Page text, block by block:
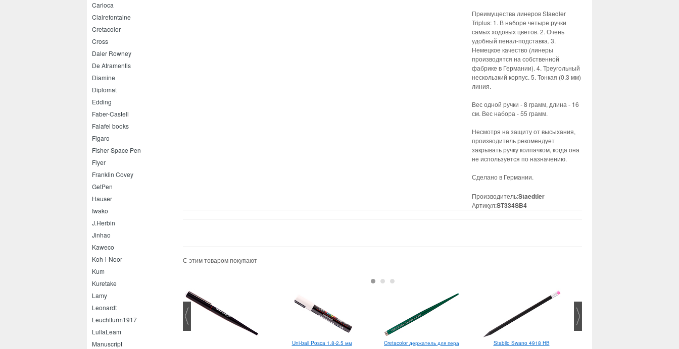
Carioca
Clairefontaine
Cretacolor
Cross
Daler Rowney
De Atramentis
Diamine
Diplomat
Edding
Faber-Castell
Falafel books
Figaro
Fisher Space Pen
Flyer
Franklin Covey
GetPen
Hauser
Iwako
J.Herbin
Jinhao
Kaweco
Koh-i-Noor
Kum
Kuretake
Lamy
Leonardt
Leuchtturm1917
LullaLeam
Manuscript
Преимущества линеров Staedler
Triplus: 1. В наборе четыре ручки
самых ходовых цветов. 2. Очень
удобный пенал-подставка. 3.
Немецкое качество (линеры
производятся на собственной
фабрике в Германии). 4. Треугольный
нескользкий корпус. 5. Тонкая (0.3 мм)
линия.
Вес одной ручки - 8 грамм, длина - 16
см. Вес набора - 55 грамм.
Несмотря на защиту от высыхания,
производитель рекомендует
закрывать ручку колпачком, когда она
не используется по назначению.
Сделано в Германии.
Производитель:Staedtler
Артикул:ST334SB4
С этим товаром покупают
Чехол для Kaweco DIA2,
Uni-ball Posca 1.8-2.5 мм Cretacolor держатель для пера Stabilo Swano 4918 HB